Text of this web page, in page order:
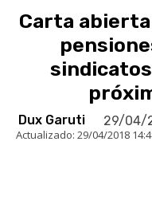
Carta
Dux Garuti 29/04/
Actualizado: 29/04/2018